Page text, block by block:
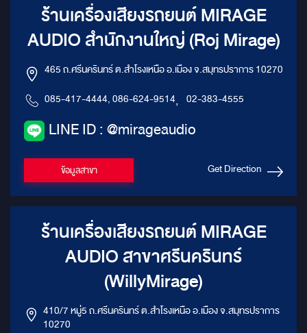
ร้านเครื่องเสียงรถยนต์ MIRAGE
AUDIO สำนักงานใหญ่ (Roj Mirage)
465 ถ.ศรีนครินทร์ ต.สำโรงเหนือ อ.เมือง จ.สมุทรปราการ 10270
085-417-4444, 086-624-9514, 02-383-4555
LINE ID : @mirageaudio
ข้อมูลสาขา Get Direction
ร้านเครื่องเสียงรถยนต์ MIRAGE
AUDIO สาขาศรีนครินทร์
(WillyMirage)
410/7 หมู่5 ถ.ศรีนครินทร์ ต.สำโรงเหนือ อ.เมือง จ.สมุทรปราการ
10270